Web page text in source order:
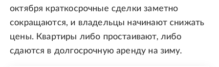
октября краткосрочные сделки заметно
сокращаются, и владельцы начинают снижать
цены. Квартиры либо простаивают, либо
сдаются в долгосрочную аренду на зиму.